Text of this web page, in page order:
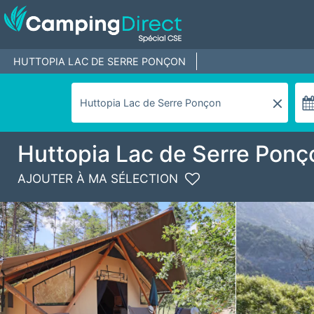
HUTTOPIA LAC DE SERRE PONÇON
Huttopia Lac de Serre
AJOUTER À MA SÉLECTION